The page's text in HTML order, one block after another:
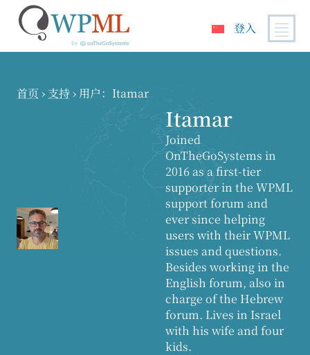
登入
首页 › 支持› 用户：Itamar
Itamar
Joined
OnTheGoSystems in
2016 as a first-tier
supporter in the WPML
support forum and
ever since helping
users with their WPML
issues and questions.
Besides working in the
English forum, also in
charge of the Hebrew
forum. Lives in Israel
with his wife and four
kids.